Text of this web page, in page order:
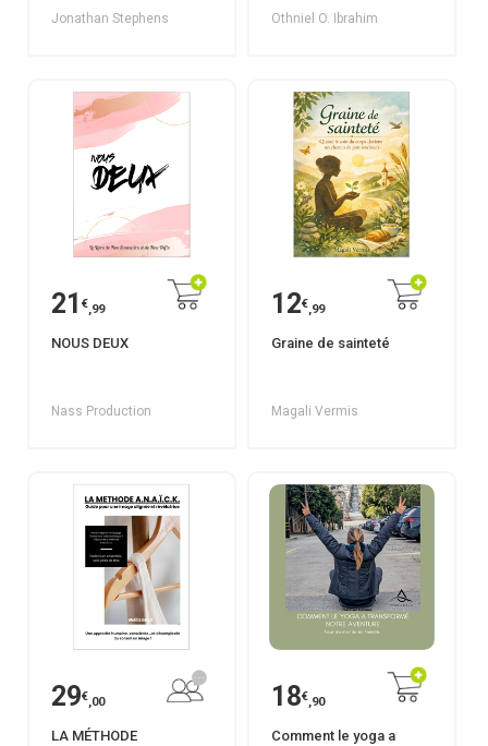
Answers Study Guide
Jonathan Stephens Othniel O. Ibrahim
21 €,99
NOUS DEUX
Nass Production
12€,99
Graine de sainteté
Magali Vermis
29€,00
LA MÉTHODE
18€,90
Comment le yoga a